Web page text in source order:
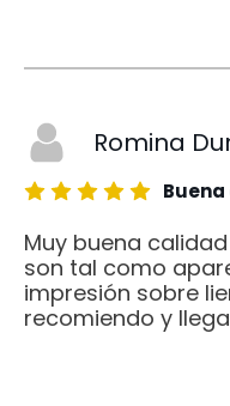
Romina
Muy buena
son tal como
impresión sobre
recomiendo y